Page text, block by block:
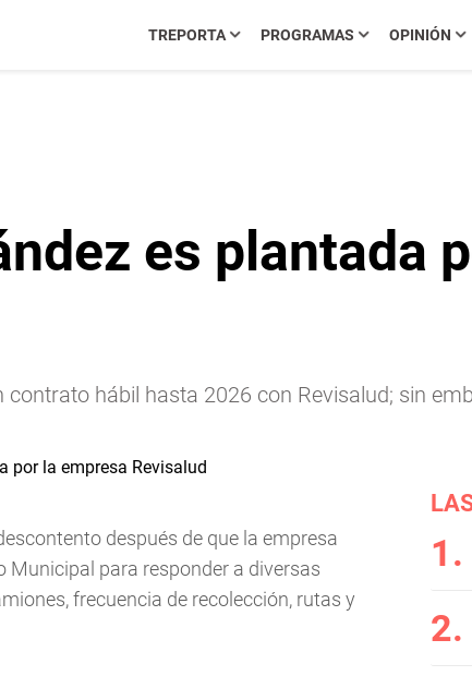
TREPORTA PROGRAMAS OPINIÓN
es plantada
hábil hasta 2026 con Revisalud; sin
después de que la empresa
Municipal para responder a diversas
frecuencia de recolección, rutas y